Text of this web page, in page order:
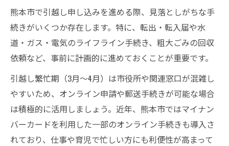
熊本市の引越しサポート体制と安心ポイン
ト
初めての引越しでも熊本市なら手続きが簡
単な理由
熊本市の引越し相談窓口を活用するメリッ
ト
引越し初心者が熊本市で感じる安心のサー
ビスとは
熊本市で引越し申し込みを進める際、見落としがちな手
続きがいくつか存在します。特に、転出・転入届や水
道・ガス・電気のライフライン手続き、粗大ごみの回収
依頼など、事前に計画的に進めておくことが重要です。
引越し繁忙期（3月～4月）は市役所や関連窓口が混雑し
やすいため、オンライン申請や郵送手続きが可能な場合
は積極的に活用しましょう。近年、熊本市ではマイナン
バーカードを利用した一部のオンライン手続きも導入さ
れており、仕事や育児で忙しい方にも利便性が高まって